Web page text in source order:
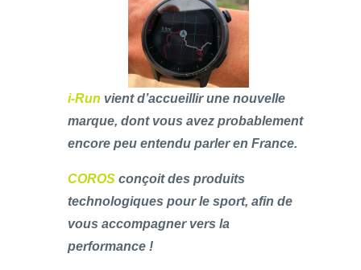
i-Run vient d’accueillir une nouvelle
marque, dont vous avez probablement
encore peu entendu parler en France.
COROS conçoit des produits
technologiques pour le sport, afin de
vous accompagner vers la
performance !